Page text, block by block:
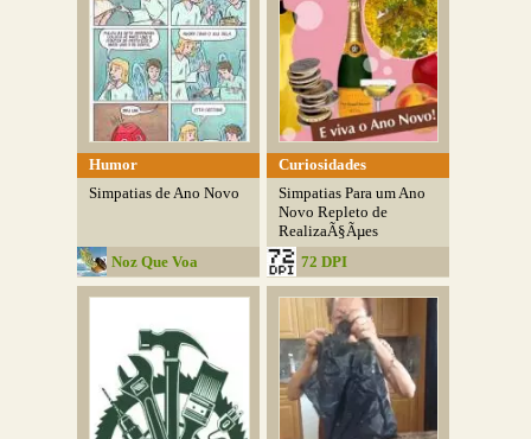
Humor
Simpatias de Ano Novo
Noz Que Voa
Curiosidades
Simpatias Para um Ano
Novo Repleto de
RealizaÃ§Ãµes
72 DPI